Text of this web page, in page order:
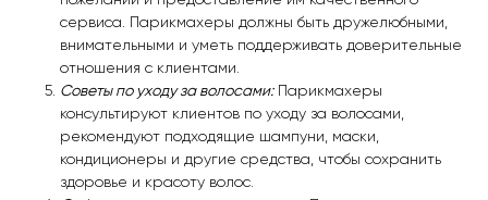
сервиса. Парикмахеры должны быть дружелюбными,
внимательными и уметь поддерживать доверительные
отношения с клиентами.
Советы по уходу за волосами:
Парикмахеры
консультируют клиентов по уходу за волосами,
рекомендуют подходящие шампуни, маски,
кондиционеры и другие средства, чтобы сохранить
здоровье и красоту волос.